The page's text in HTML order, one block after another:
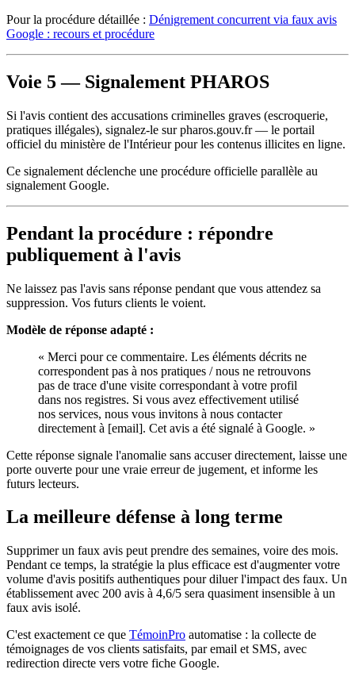
Pour la procédure détaillée : Dénigrement concurrent via faux avis
Google : recours et procédure
Voie 5 — Signalement PHAROS
Si l'avis contient des accusations criminelles graves (escroquerie,
pratiques illégales), signalez-le sur pharos.gouv.fr — le portail
officiel du ministère de l'Intérieur pour les contenus illicites en ligne.
Ce signalement déclenche une procédure officielle parallèle au
signalement Google.
Pendant la procédure : répondre
publiquement à l'avis
Ne laissez pas l'avis sans réponse pendant que vous attendez sa
suppression. Vos futurs clients le voient.
Modèle de réponse adapté :
« Merci pour ce commentaire. Les éléments décrits ne
correspondent pas à nos pratiques / nous ne retrouvons
pas de trace d'une visite correspondant à votre profil
dans nos registres. Si vous avez effectivement utilisé
nos services, nous vous invitons à nous contacter
directement à [email]. Cet avis a été signalé à Google. »
Cette réponse signale l'anomalie sans accuser directement, laisse une
porte ouverte pour une vraie erreur de jugement, et informe les
futurs lecteurs.
La meilleure défense à long terme
Supprimer un faux avis peut prendre des semaines, voire des mois.
Pendant ce temps, la stratégie la plus efficace est d'augmenter votre
volume d'avis positifs authentiques pour diluer l'impact des faux. Un
établissement avec 200 avis à 4,6/5 sera quasiment insensible à un
faux avis isolé.
C'est exactement ce que TémoinPro automatise : la collecte de
témoignages de vos clients satisfaits, par email et SMS, avec
redirection directe vers votre fiche Google.